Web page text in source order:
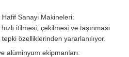
Sanayi Makineleri:
itilmesi, çekilmesi ve taşınması
tepki özelliklerinden yararlanılıyor.
alüminyum ekipmanları: